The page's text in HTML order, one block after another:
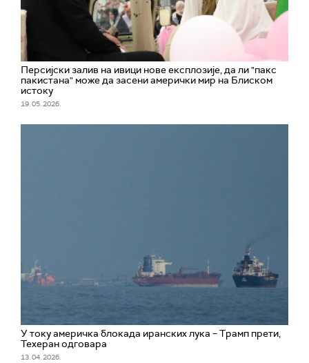
Персијски залив на ивици нове експлозије, да ли "пакс
пакистана" може да засени амерички мир на Блиском
истоку
19. 05. 2026.
У току америчка блокада иранских лука – Трамп прети,
Техеран одговара
13. 04. 2026.